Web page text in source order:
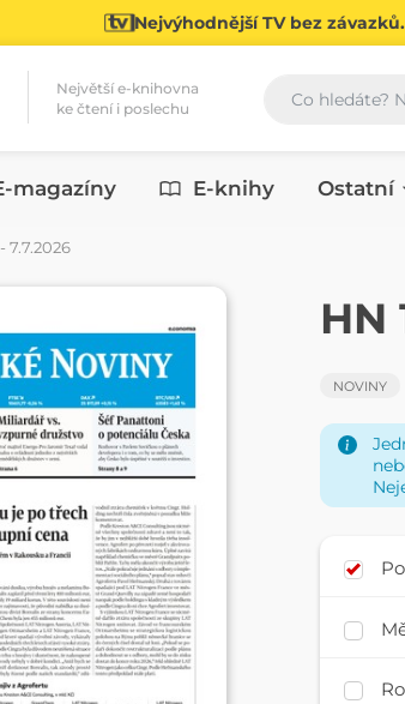
Nejvýhodnější TV bez závazků.
Největší e-knihovna
ke čtení i poslechu
magazíny E-knihy Ostatní
7.7.2026
NOVINY
HN
NOVINY